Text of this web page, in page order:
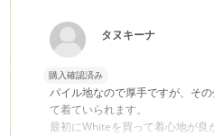
タヌキーナ
購入確認済み
パイル地なので厚手ですが、そ
て着ていられます。
最初にWhiteを買って着心地が